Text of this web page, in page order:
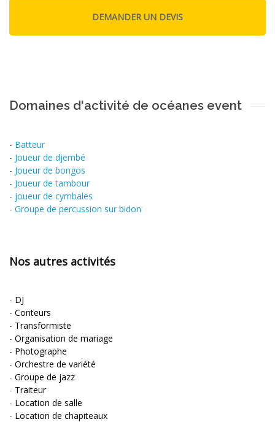
Domaines d'activité de océanes event
- Batteur
- Joueur de djembé
- Joueur de bongos
- Joueur de tambour
- joueur de cymbales
- Groupe de percussion sur bidon
Nos autres activités
- DJ
- Conteurs
- Transformiste
- Organisation de mariage
- Photographe
- Orchestre de variété
- Groupe de jazz
- Traiteur
- Location de salle
- Location de chapiteaux